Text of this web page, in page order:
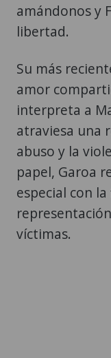
amándonos y
libertad.
Su más
amor
interpreta a
atraviesa una
abuso y la
papel, Garoa
especial con
víctimas.